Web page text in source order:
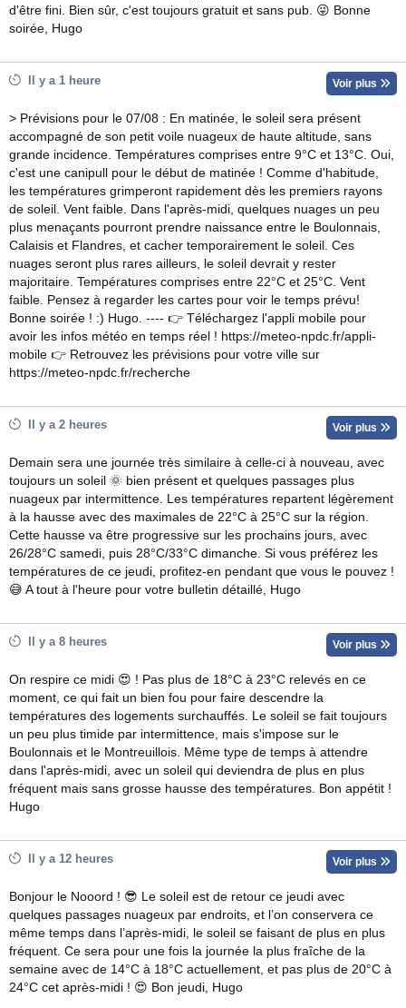
d'être fini. Bien sûr, c'est toujours gratuit et sans pub. 😜 Bonne
soirée, Hugo
Il y a 1 heure Voir plus
> Prévisions pour le 07/08 : En matinée, le soleil sera présent
accompagné de son petit voile nuageux de haute altitude, sans
grande incidence. Températures comprises entre 9°C et 13°C. Oui,
c'est une canipull pour le début de matinée ! Comme d'habitude,
les températures grimperont rapidement dès les premiers rayons
de soleil. Vent faible. Dans l'après-midi, quelques nuages un peu
plus menaçants pourront prendre naissance entre le Boulonnais,
Calaisis et Flandres, et cacher temporairement le soleil. Ces
nuages seront plus rares ailleurs, le soleil devrait y rester
majoritaire. Températures comprises entre 22°C et 25°C. Vent
faible. Pensez à regarder les cartes pour voir le temps prévu!
Bonne soirée ! :) Hugo. ---- 👉 Téléchargez l'appli mobile pour
avoir les infos météo en temps réel ! https://meteo-npdc.fr/appli-
mobile 👉 Retrouvez les prévisions pour votre ville sur
https://meteo-npdc.fr/recherche
Il y a 2 heures Voir plus
Demain sera une journée très similaire à celle-ci à nouveau, avec
toujours un soleil 🌞 bien présent et quelques passages plus
nuageux par intermittence. Les températures repartent légèrement
à la hausse avec des maximales de 22°C à 25°C sur la région.
Cette hausse va être progressive sur les prochains jours, avec
26/28°C samedi, puis 28°C/33°C dimanche. Si vous préférez les
températures de ce jeudi, profitez-en pendant que vous le pouvez !
😅 A tout à l'heure pour votre bulletin détaillé, Hugo
Il y a 8 heures Voir plus
On respire ce midi 😍 ! Pas plus de 18°C à 23°C relevés en ce
moment, ce qui fait un bien fou pour faire descendre la
températures des logements surchauffés. Le soleil se fait toujours
un peu plus timide par intermittence, mais s'impose sur le
Boulonnais et le Montreuillois. Même type de temps à attendre
dans l'après-midi, avec un soleil qui deviendra de plus en plus
fréquent mais sans grosse hausse des températures. Bon appétit !
Hugo
Il y a 12 heures Voir plus
Bonjour le Nooord ! 😎 Le soleil est de retour ce jeudi avec
quelques passages nuageux par endroits, et l’on conservera ce
même temps dans l’après-midi, le soleil se faisant de plus en plus
fréquent. Ce sera pour une fois la journée la plus fraîche de la
semaine avec de 14°C à 18°C actuellement, et pas plus de 20°C à
24°C cet après-midi ! 😍 Bon jeudi, Hugo